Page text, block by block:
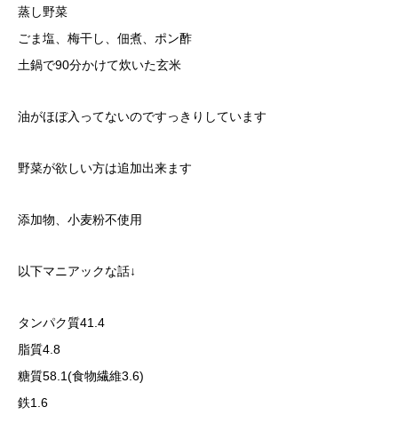
蒸し野菜
ごま塩、梅干し、佃煮、ポン酢
土鍋で90分かけて炊いた玄米
油がほぼ入ってないのですっきりしています
野菜が欲しい方は追加出来ます
添加物、小麦粉不使用
以下マニアックな話↓
タンパク質41.4
脂質4.8
糖質58.1(食物繊維3.6)
鉄1.6